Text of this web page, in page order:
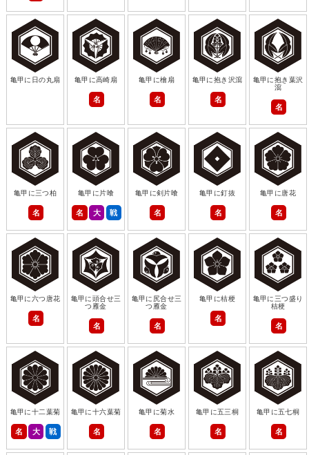
亀甲に日の丸扇 亀甲に高崎扇
名
亀甲に檜扇
名
亀甲に抱き沢瀉
名
亀甲に抱き葉沢
瀉
名
亀甲に三つ柏
名
亀甲に片喰
名 大 戦
亀甲に剣片喰
名
亀甲に釘抜
名
亀甲に唐花
名
亀甲に六つ唐花
名
亀甲に頭合せ三
つ雁金
名
亀甲に尻合せ三
つ雁金
名
亀甲に桔梗
名
亀甲に三つ盛り
桔梗
名
亀甲に十二葉菊
名 大 戦
亀甲に十六葉菊
名
亀甲に菊水
名
亀甲に五三桐
名
亀甲に五七桐
名